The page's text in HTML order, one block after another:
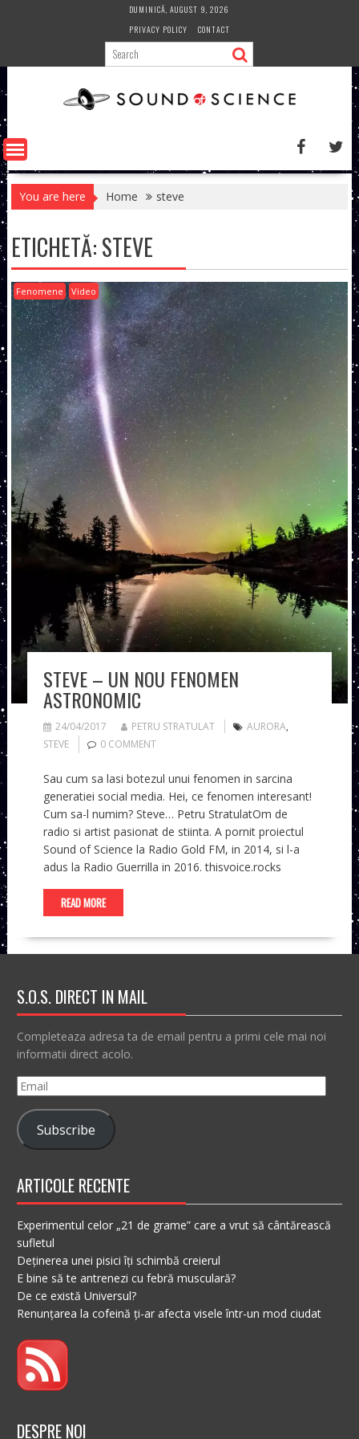
DUMINICĂ, AUGUST 9, 2026
PRIVACY POLICY
CONTACT
You are here Home steve
ETICHETĂ:STEVE
Fenomene Video
STEVE – UN NOU FENOMEN
ASTRONOMIC
24/04/2017 PETRU STRATULAT AURORA,
STEVE
0 COMMENT
Sau cum sa lasi botezul unui fenomen in sarcina
generatiei social media. Hei, ce fenomen interesant!
Cum sa-l numim? Steve… Petru StratulatOm de
radio si artist pasionat de stiinta. A pornit proiectul
Sound of Science la Radio Gold FM, in 2014, si l-a
adus la Radio Guerrilla in 2016. thisvoice.rocks
READ MORE
S.O.S. DIRECT IN MAIL
Completeaza adresa ta de email pentru a primi cele mai noi
informatii direct acolo.
Email
Subscribe
ARTICOLE RECENTE
Experimentul celor „21 de grame” care a vrut să cântărească
sufletul
Deținerea unei pisici îți schimbă creierul
E bine să te antrenezi cu febră musculară?
De ce există Universul?
Renunțarea la cofeină ți-ar afecta visele într-un mod ciudat
DESPRE NOI